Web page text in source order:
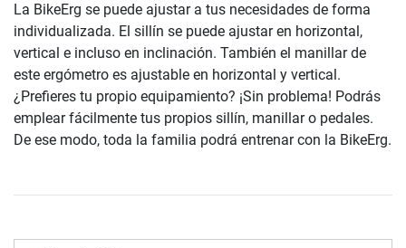
La BikeErg se puede ajustar a tus necesidades de forma
individualizada. El sillín se puede ajustar en horizontal,
vertical e incluso en inclinación. También el manillar de
este ergómetro es ajustable en horizontal y vertical.
¿Prefieres tu propio equipamiento? ¡Sin problema! Podrás
emplear fácilmente tus propios sillín, manillar o pedales.
De ese modo, toda la familia podrá entrenar con la BikeErg.